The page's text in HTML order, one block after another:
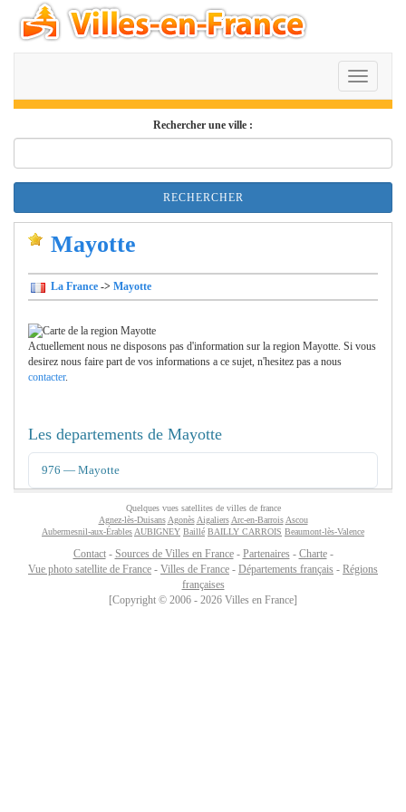
Rechercher une ville :
RECHERCHER
Mayotte
La France -> Mayotte
Actuellement nous ne disposons pas d'information sur la region Mayotte. Si vous
desirez nous faire part de vos informations a ce sujet, n'hesitez pas a nous
contacter.
Les departements de Mayotte
976 — Mayotte
Quelques vues satellites de villes de france
Agnez-lès-Duisans Agonès Aigaliers Arc-en-Barrois Ascou
Aubermesnil-aux-Érables AUBIGNEY Baillé BAILLY CARROIS Beaumont-lès-Valence
Contact- Sources de Villes en France- Partenaires - Charte-
Vue photo satellite de France - Villes de France - Départements français - Régions
françaises
[Copyright © 2006 - 2026 Villes en France]